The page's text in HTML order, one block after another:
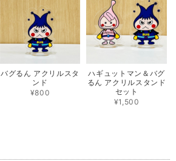
バグるん アクリルスタ
ンド
¥800
ハギュットマン＆バグ
るん アクリルスタンド
セット
¥1,500